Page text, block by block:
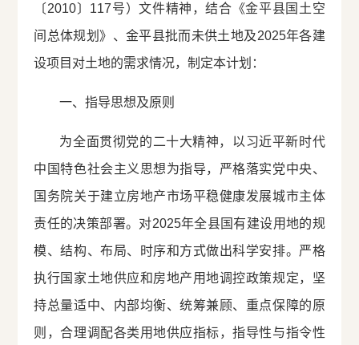
〔2010〕117号）文件精神，结合《金平县国土空
间总体规划》、金平县批而未供土地及2025年各建
设项目对土地的需求情况，制定本计划：
一、指导思想及原则
为全面贯彻党的二十大精神，以习近平新时代
中国特色社会主义思想为指导，严格落实党中央、
国务院关于建立房地产市场平稳健康发展城市主体
责任的决策部署。对2025年全县国有建设用地的规
模、结构、布局、时序和方式做出科学安排。严格
执行国家土地供应和房地产用地调控政策规定，坚
持总量适中、内部均衡、统筹兼顾、重点保障的原
则，合理调配各类用地供应指标，指导性与指令性